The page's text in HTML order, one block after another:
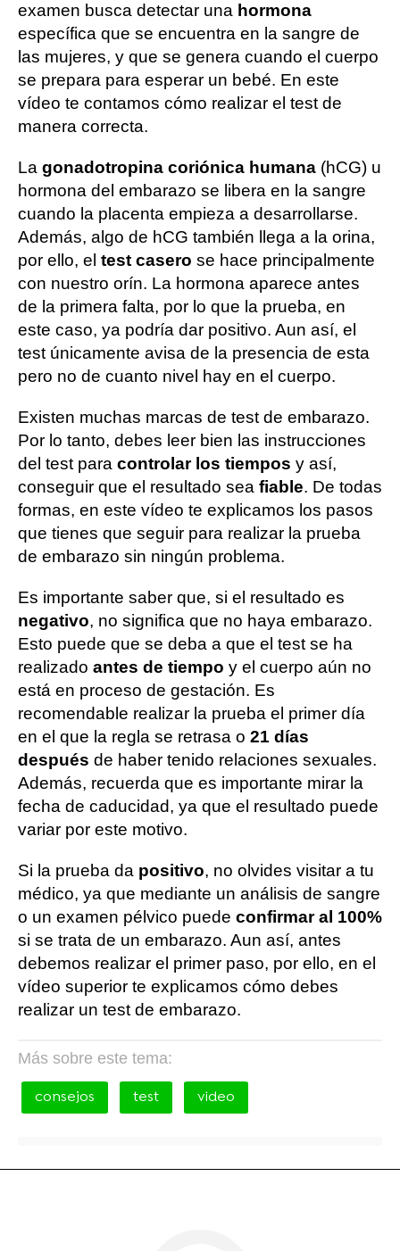
examen busca detectar una hormona
específica que se encuentra en la sangre de
las mujeres, y que se genera cuando el cuerpo
se prepara para esperar un bebé. En este
vídeo te contamos cómo realizar el test de
manera correcta.
La gonadotropina coriónica humana (hCG) u
hormona del embarazo se libera en la sangre
cuando la placenta empieza a desarrollarse.
Además, algo de hCG también llega a la orina,
por ello, el test casero se hace principalmente
con nuestro orín. La hormona aparece antes
de la primera falta, por lo que la prueba, en
este caso, ya podría dar positivo. Aun así, el
test únicamente avisa de la presencia de esta
pero no de cuanto nivel hay en el cuerpo.
Existen muchas marcas de test de embarazo.
Por lo tanto, debes leer bien las instrucciones
del test para controlar los tiempos y así,
conseguir que el resultado sea fiable. De todas
formas, en este vídeo te explicamos los pasos
que tienes que seguir para realizar la prueba
de embarazo sin ningún problema.
Es importante saber que, si el resultado es
negativo, no significa que no haya embarazo.
Esto puede que se deba a que el test se ha
realizado antes de tiempo y el cuerpo aún no
está en proceso de gestación. Es
recomendable realizar la prueba el primer día
en el que la regla se retrasa o 21 días
después de haber tenido relaciones sexuales.
Además, recuerda que es importante mirar la
fecha de caducidad, ya que el resultado puede
variar por este motivo.
Si la prueba da positivo, no olvides visitar a tu
médico, ya que mediante un análisis de sangre
o un examen pélvico puede confirmar al 100%
si se trata de un embarazo. Aun así, antes
debemos realizar el primer paso, por ello, en el
vídeo superior te explicamos cómo debes
realizar un test de embarazo.
Más sobre este tema:
consejos test video